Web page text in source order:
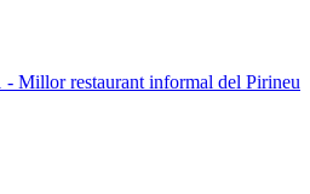
- Millor restaurant informal del Pirineu